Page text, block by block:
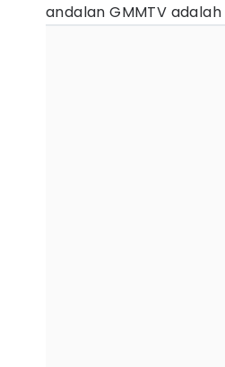
andalan GMMTV adalah